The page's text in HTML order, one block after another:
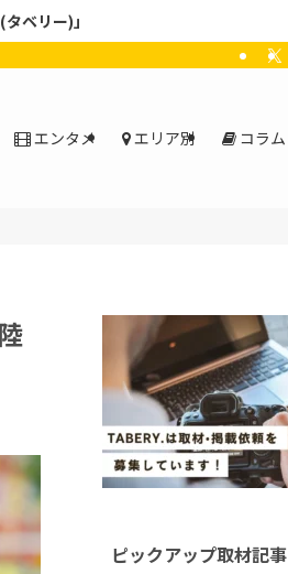
ベリー)」
エンタメ エリア別 コラム
ピックアップ取材記事